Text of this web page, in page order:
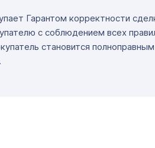
Гарантом корректности
с соблюдением всех
становится